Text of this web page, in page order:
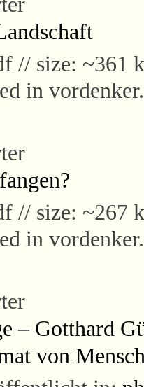
// size: ~361
in
// size: ~267
in
– Gotthard
von